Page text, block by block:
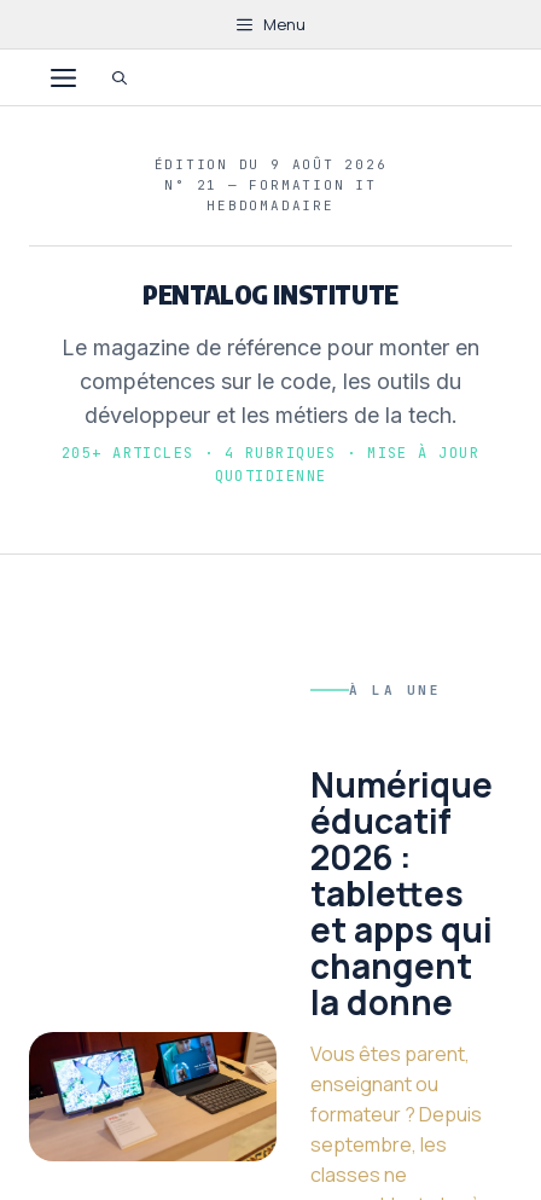
au
contenu
Menu
Menu
ÉDITION DU 9 AOÛT 2026
N° 21 — FORMATION IT
HEBDOMADAIRE
PENTALOG INSTITUTE
Le magazine de référence pour monter en
compétences sur le code, les outils du
développeur et les métiers de la tech.
205+ ARTICLES · 4 RUBRIQUES · MISE À JOUR
QUOTIDIENNE
À LA UNE
Numérique
éducatif
2026 :
tablettes
et apps qui
changent
la donne
Vous êtes parent,
enseignant ou
formateur ? Depuis
septembre, les
classes ne